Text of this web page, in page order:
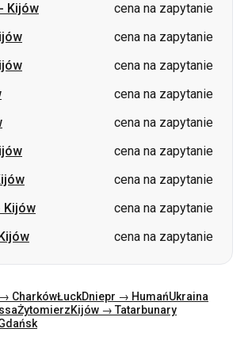
- Kijów
cena na zapytanie
cena na zapytanie
cena na zapytanie
cena na zapytanie
cena na zapytanie
cena na zapytanie
cena na zapytanie
Kijów
cena na zapytanie
cena na zapytanie
CharkówŁuckDniepr → HumańUkraina
ŻytomierzKijów → Tatarbunary